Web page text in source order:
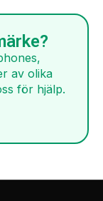
av olika
för hjälp.